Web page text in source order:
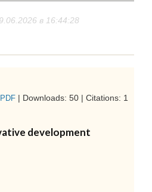
в 16:44:28
| Downloads: 50 | Citations: 1
development